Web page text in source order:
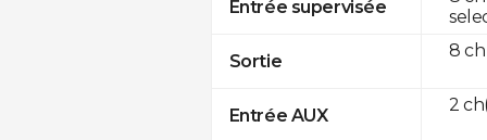
Entrée supervisée
Sortie
Entrée AUX
8 ch
2